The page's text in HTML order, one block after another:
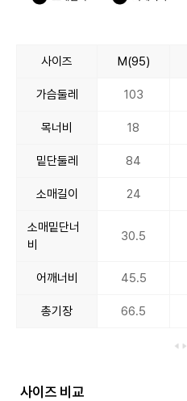
사이즈 M(95)
가슴둘레 103
목너비 18
밑단둘레 84
소매길이 24
소매밑단너
비
30.5
어깨너비 45.5
총기장 66.5
사이즈 비교